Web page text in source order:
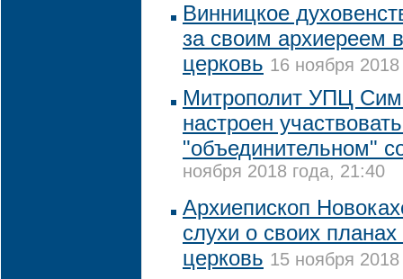
Винницкое
за своим архиереем
церковь 16 ноября
Митрополит УПЦ
настроен
"объединительном"
ноября 2018 года, 21:40
Архиепископ
слухи о своих
церковь 15 ноября